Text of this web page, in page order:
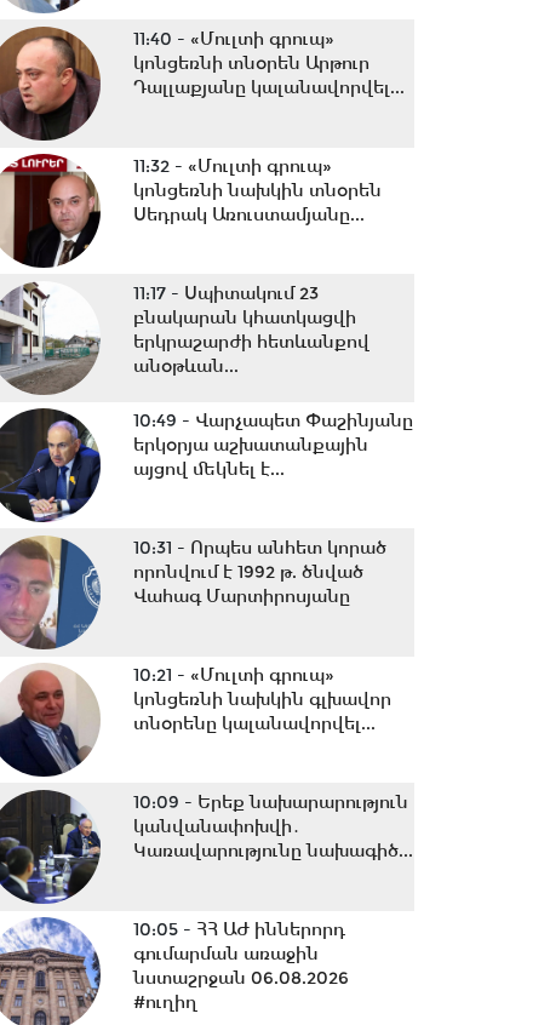
11:40 - «Մուլտի գրուպ»
կոնցեռնի տնօրեն Արթուր
Դալլաքյանը կալանավորվել...
11:32 - «Մուլտի գրուպ»
կոնցեռնի նախկին տնօրեն
Սեդրակ Առուստամյանը...
11:17 - Սպիտակում 23
բնակարան կհատկացվի
երկրաշարժի հետևանքով
անօթևան...
10:49 - Վարչապետ Փաշինյանը
երկօրյա աշխատանքային
այցով մեկնել է...
10:31 - Որպես անհետ կորած
որոնվում է 1992 թ. ծնված
Վահագ Մարտիրոսյանը
10:21 - «Մուլտի գրուպ»
կոնցեռնի նախկին գլխավոր
տնօրենը կալանավորվել...
10:09 - Երեք նախարարություն
կանվանափոխվի․
Կառավարությունը նախագիծ...
10:05 - ՀՀ ԱԺ իններորդ
գումարման առաջին
նստաշրջան 06.08.2026
#ուղիղ